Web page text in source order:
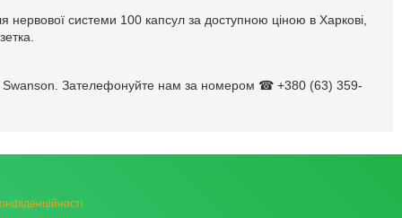
системи 100 капсул за доступною ціною в Харкові,
Swanson. Зателефонуйте нам за номером ☎ +380 (63) 359-